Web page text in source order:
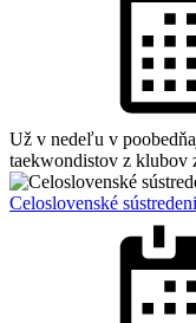
Už v nedeľu v
taekwondistov z klubov
Celoslovenské